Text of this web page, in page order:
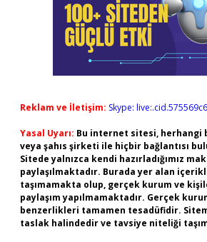
Reklam ve İletişim: Skype:
Yasal Uyarı: Bu internet sitesi, herhangi
veya şahıs şirketi ile hiçbir bağlantısı
Sitede yalnızca kendi hazırladığımız
paylaşılmaktadır. Burada yer alan
taşımamakta olup, gerçek kurum ve
paylaşım yapılmamaktadır. Gerçek
benzerlikleri tamamen tesadüfidir.
taslak halindedir ve tavsiye niteliği